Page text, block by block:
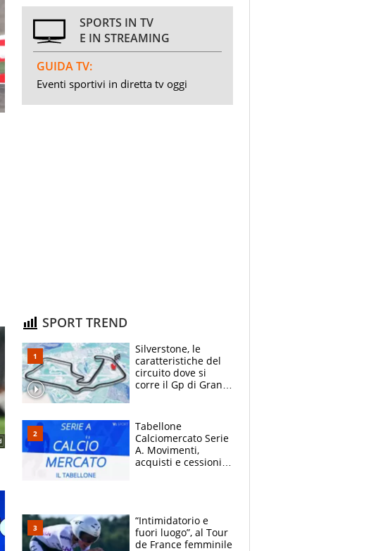
SPORTS IN TV
E IN STREAMING
GUIDA TV:
Eventi sportivi in diretta tv oggi
SPORT TREND
Silverstone, le
caratteristiche del
circuito dove si
corre il Gp di Gran
Tabellone
Calciomercato Serie
A. Movimenti,
acquisti e cessioni:
“Intimidatorio e
fuori luogo”, al Tour
de France femminile